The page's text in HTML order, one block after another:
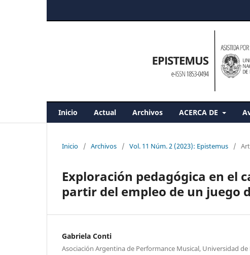
Inicio Actual Archivos ACERCA DE
Inicio / Archivos / Vol. 11 Núm. 2 (2023): Epistemus /
Exploración pedagógica en el
partir del empleo de un juego
Gabriela Conti
Asociación Argentina de Performance Musical, Universidad de